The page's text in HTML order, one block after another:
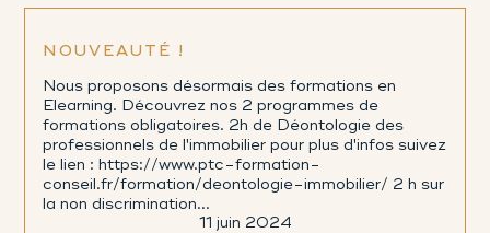
NOUVEAUTÉ !
Nous proposons désormais des formations en
Elearning. Découvrez nos 2 programmes de
formations obligatoires. 2h de Déontologie des
professionnels de l'immobilier pour plus d'infos suivez
le lien : https://www.ptc-formation-
conseil.fr/formation/deontologie-immobilier/ 2 h sur
la non discrimination...
11 juin 2024